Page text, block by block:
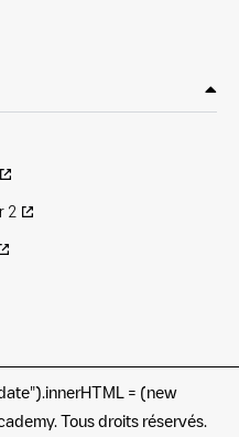
2
= (new
Tous droits réservés.